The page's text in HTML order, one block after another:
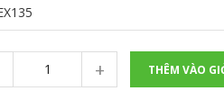
+ THÊM VÀO